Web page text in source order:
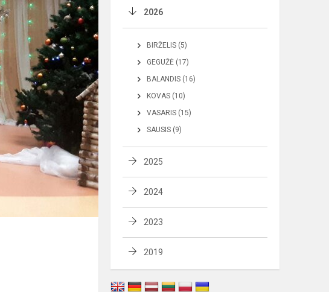
2026
BIRŽELIS (5)
GEGUŽĖ (17)
BALANDIS (16)
KOVAS (10)
VASARIS (15)
SAUSIS (9)
2025
2024
2023
2019